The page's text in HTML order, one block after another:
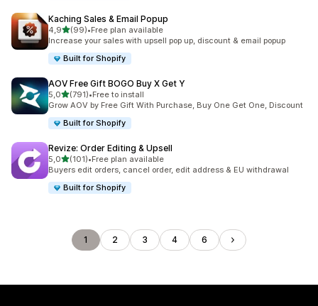
Kaching Sales & Email Popup
4,9/ 5 tähteä
(99)
99 arvostelua yhteensä
•Free plan available
Increase your sales with upsell pop up, discount & email popup
Built for Shopify
AOV Free Gift BOGO Buy X Get Y
5,0/ 5 tähteä
(791)
791 arvostelua yhteensä
•Free to install
Grow AOV by Free Gift With Purchase, Buy One Get One, Discount
Built for Shopify
Revize: Order Editing & Upsell
5,0/ 5 tähteä
(101)
101 arvostelua yhteensä
•Free plan available
Buyers edit orders, cancel order, edit address & EU withdrawal
Built for Shopify
1 2 3 4 6